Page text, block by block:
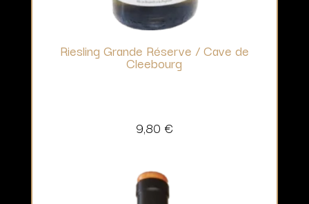
Riesling Grande Réserve / Cave de
Cleebourg
9,80 €